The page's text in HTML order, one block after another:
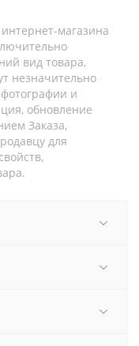
магазина
вид товара,
незначительно
и
обновление
Заказа,
для